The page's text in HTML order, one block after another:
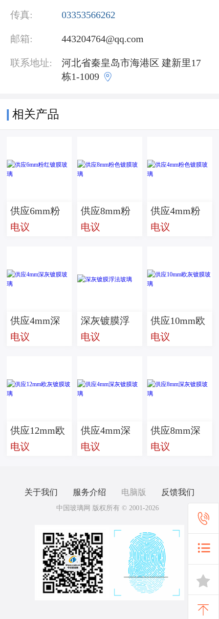
传真: 03353566262
邮箱: 443204764@qq.com
联系地址:
河北省秦皇岛市海港区 建新里17
栋1-1009 
相关产品
供应6mm粉
红镀膜玻璃
电议
供应8mm粉
色镀膜玻璃
电议
供应4mm粉
色镀膜玻璃
电议
供应4mm深
灰镀膜玻璃
电议
深灰镀膜浮
法玻璃
电议
供应10mm欧
灰镀膜玻璃
电议
供应12mm欧
灰镀膜玻璃
电议
供应4mm深
灰镀膜玻璃
电议
供应8mm深
灰镀膜玻璃
电议
关于我们 服务介绍 电脑版 反馈我们
中国玻璃网 版权所有 © 2001-2026



